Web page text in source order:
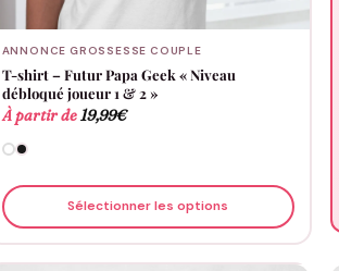
ANNONCE GROSSESSE COUPLE
T-shirt – Futur Papa Geek « Niveau
débloqué joueur 1 & 2 »
À partir de19,99€
Sélectionner les options